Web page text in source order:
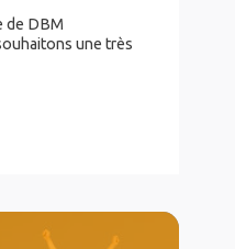
de DBM
une très